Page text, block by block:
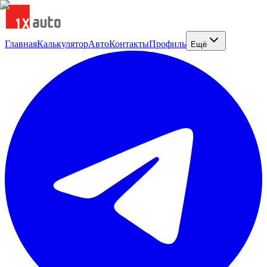
ГлавнаяКалькуляторАвтоКонтактыПрофиль Ещё